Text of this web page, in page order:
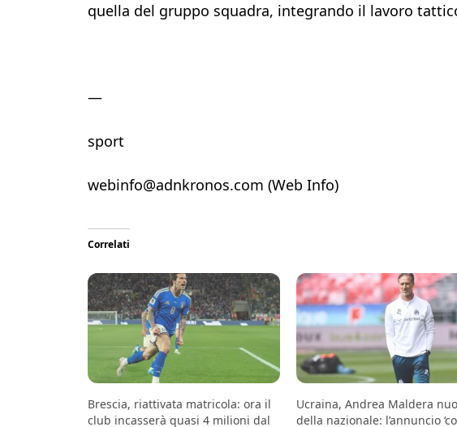
quella del gruppo squadra, integrando il lavoro
—
sport
webinfo@adnkronos.com (Web Info)
Correlati
Brescia, riattivata matricola: ora il
club incasserà quasi 4 milioni dal
Ucraina, Andrea Maldera
della nazionale: l’annuncio